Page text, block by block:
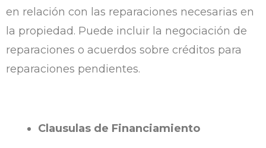
en relación con las reparaciones necesarias en
la propiedad. Puede incluir la negociación de
reparaciones o acuerdos sobre créditos para
reparaciones pendientes.
Clausulas de Financiamiento